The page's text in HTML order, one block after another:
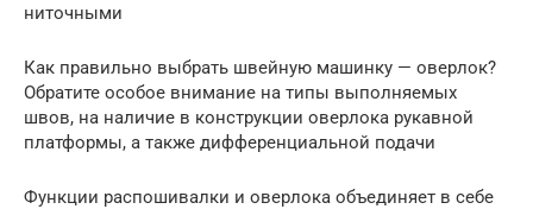
ниточными
Как правильно выбрать швейную машинку — оверлок?
Обратите особое внимание на типы выполняемых
швов, на наличие в конструкции оверлока рукавной
платформы, а также дифференциальной подачи
Функции распошивалки и оверлока объединяет в себе